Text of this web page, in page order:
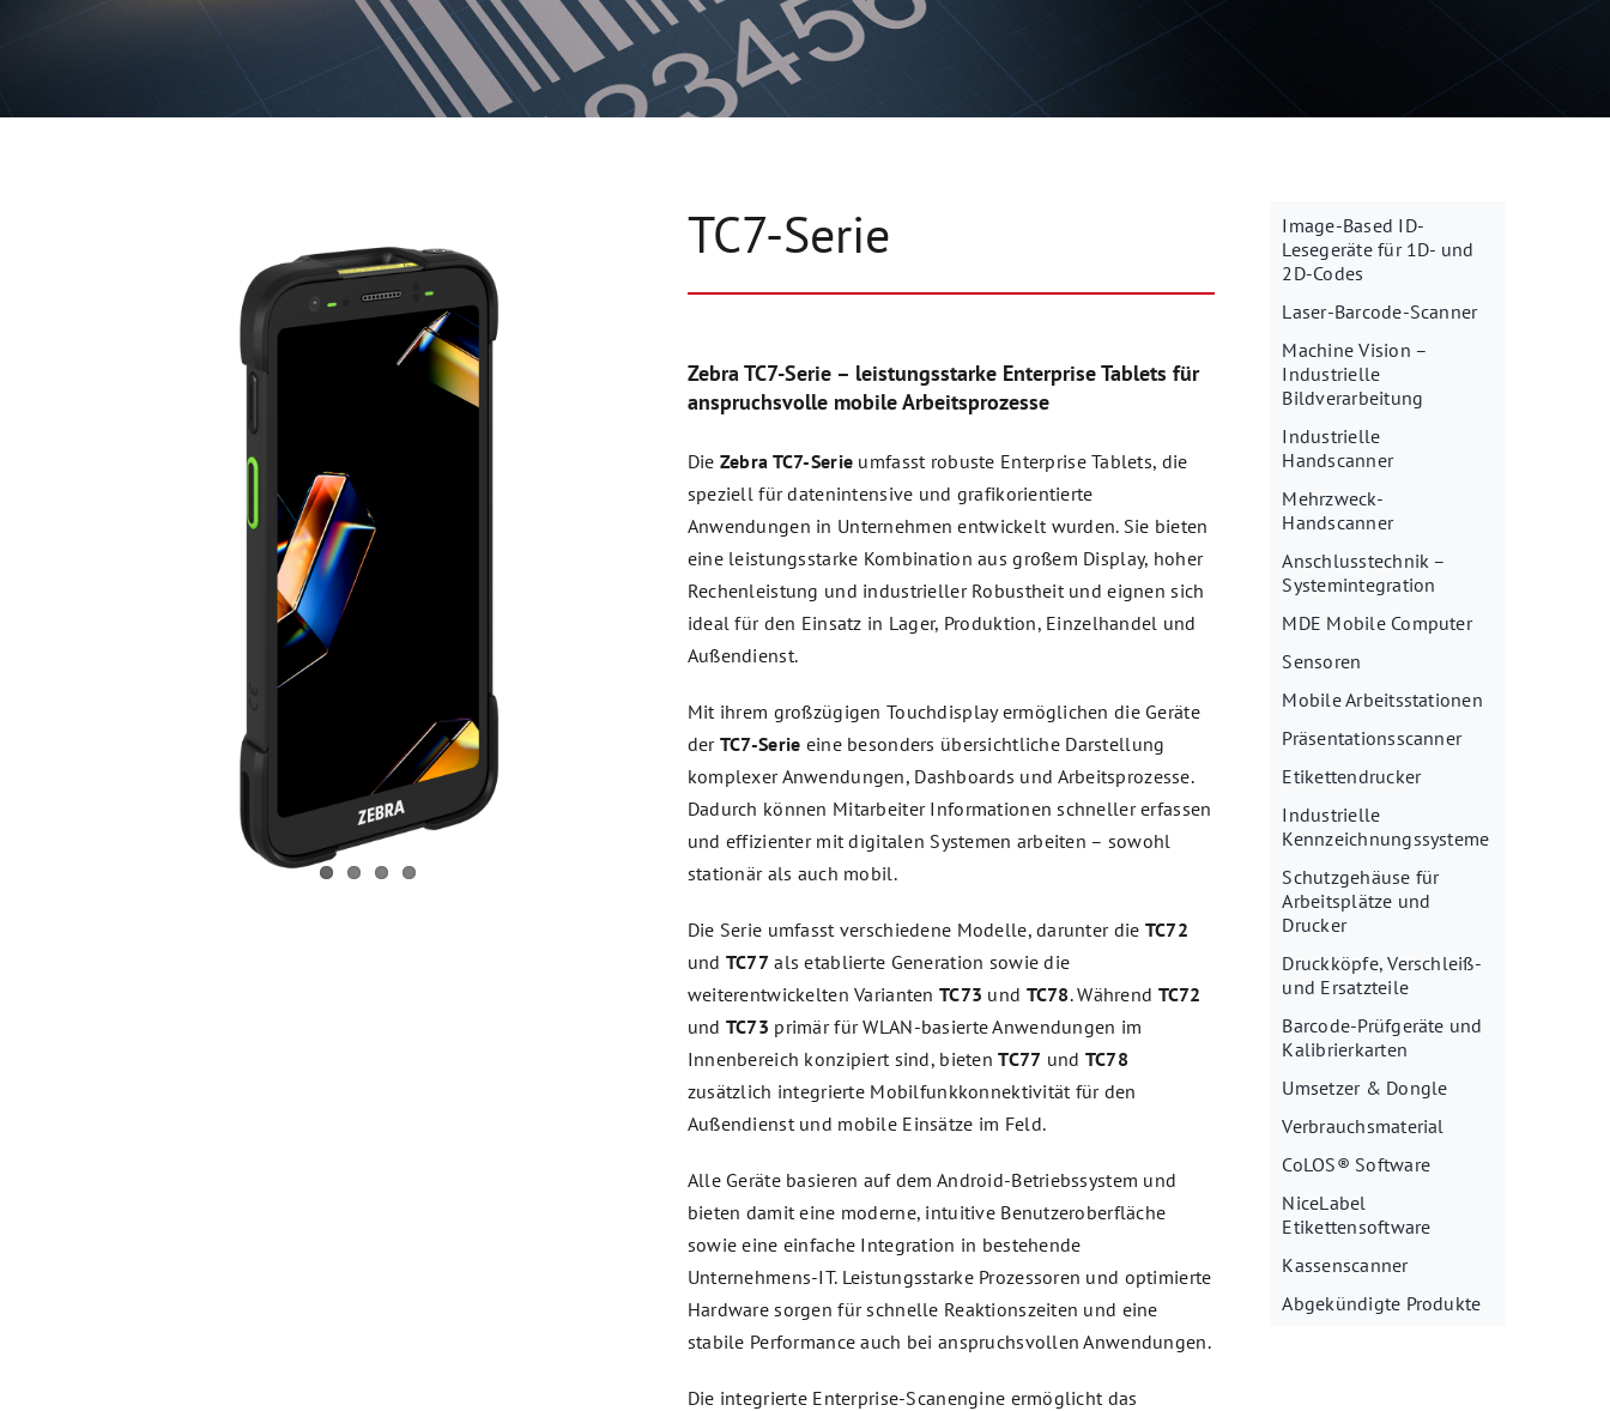
TC7-Serie
Zebra TC7-Serie – leistungsstarke Enterprise Tablets für
anspruchsvolle mobile Arbeitsprozesse
Die Zebra TC7-Serie umfasst robuste Enterprise Tablets, die
speziell für datenintensive und grafikorientierte
Anwendungen in Unternehmen entwickelt wurden. Sie bieten
eine leistungsstarke Kombination aus großem Display, hoher
Rechenleistung und industrieller Robustheit und eignen sich
ideal für den Einsatz in Lager, Produktion, Einzelhandel und
Außendienst.
Mit ihrem großzügigen Touchdisplay ermöglichen die Geräte
der TC7-Serie eine besonders übersichtliche Darstellung
komplexer Anwendungen, Dashboards und Arbeitsprozesse.
Dadurch können Mitarbeiter Informationen schneller erfassen
und effizienter mit digitalen Systemen arbeiten – sowohl
stationär als auch mobil.
Die Serie umfasst verschiedene Modelle, darunter die TC72
und TC77als etablierte Generation sowie die
weiterentwickelten Varianten TC73 und TC78. Während TC72
und TC73 primär für WLAN-basierte Anwendungen im
Innenbereich konzipiert sind, bietenTC77 und TC78
zusätzlich integrierte Mobilfunkkonnektivität für den
Außendienst und mobile Einsätze im Feld.
Alle Geräte basieren auf dem Android-Betriebssystem und
bieten damit eine moderne, intuitive Benutzeroberfläche
sowie eine einfache Integration in bestehende
Unternehmens-IT. Leistungsstarke Prozessoren und optimierte
Hardware sorgen für schnelle Reaktionszeiten und eine
stabile Performance auch bei anspruchsvollen Anwendungen.
Die integrierte Enterprise-Scanengine ermöglicht das
Image-Based ID-
Lesegeräte für 1D- und
2D-Codes
Laser-Barcode-Scanner
Machine Vision –
Industrielle
Bildverarbeitung
Industrielle
Handscanner
Mehrzweck-
Handscanner
Anschlusstechnik –
Systemintegration
MDE Mobile Computer
Sensoren
Mobile Arbeitsstationen
Präsentationsscanner
Etikettendrucker
Industrielle
Kennzeichnungssysteme
Schutzgehäuse für
Arbeitsplätze und
Drucker
Druckköpfe, Verschleiß-
und Ersatzteile
Barcode-Prüfgeräte und
Kalibrierkarten
Umsetzer & Dongle
Verbrauchsmaterial
CoLOS® Software
NiceLabel
Etikettensoftware
Kassenscanner
Abgekündigte Produkte